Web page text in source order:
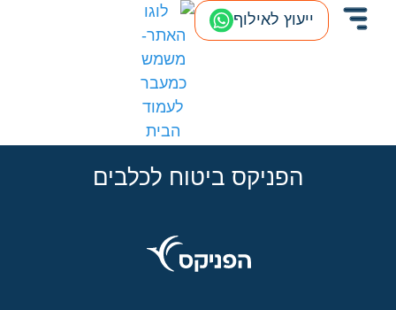
ייעוץ לאילוף
הפניקס ביטוח לכלבים